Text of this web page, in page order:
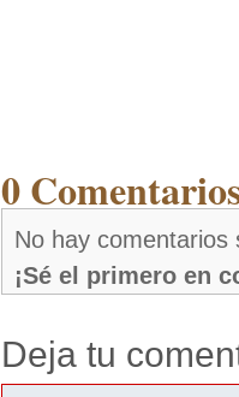
0
No hay
¡Sé el primero en
Deja tu